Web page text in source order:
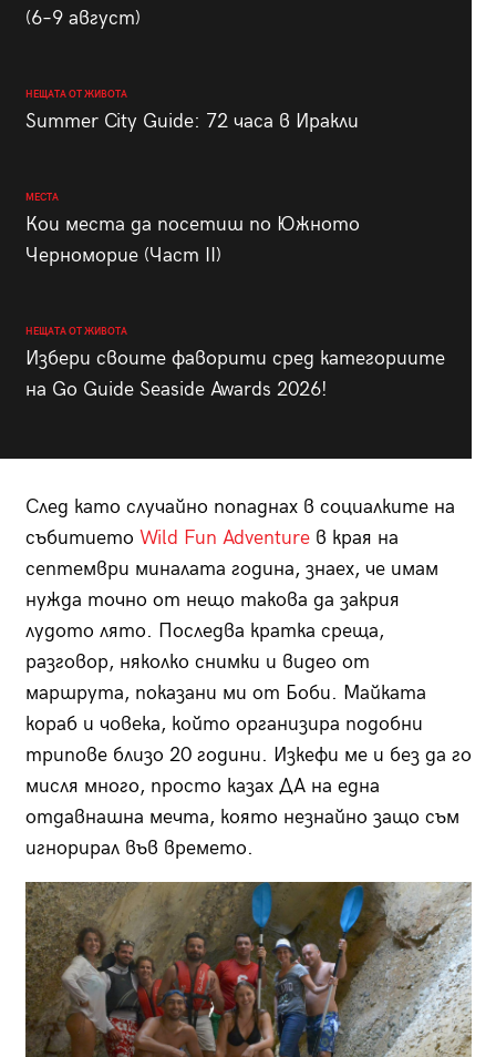
(6–9 август)
НЕЩАТА ОТ ЖИВОТА
Summer City Guide: 72 часа в Иракли
МЕСТА
Кои места да посетиш по Южното
Черноморие (Част II)
НЕЩАТА ОТ ЖИВОТА
Избери своите фаворити сред категориите
на Go Guide Seaside Awards 2026!
След като случайно попаднах в социалките на
събитието Wild Fun Adventureв края на
септември миналата година, знаех, че имам
нужда точно от нещо такова да закрия
лудото лято. Последва кратка среща,
разговор, няколко снимки и видео от
маршрута, показани ми от Боби. Майката
кораб и човека, който организира подобни
трипове близо 20 години. Изкефи ме и без да го
мисля много, просто казах ДА на една
отдавнашна мечта, която незнайно защо съм
игнорирал във времето.